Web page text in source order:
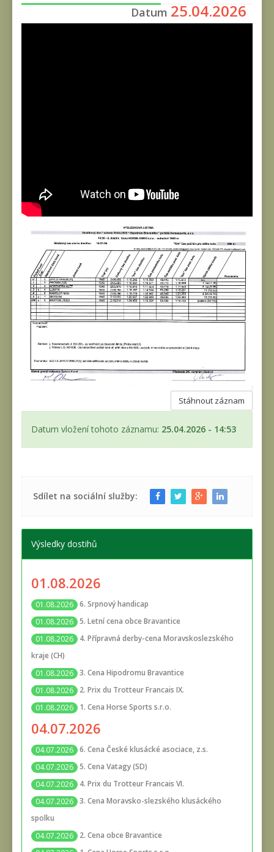
Datum 25.04.2026
Stáhnout záznam
Datum vložení tohoto záznamu: 25.04.2026 - 14:53
Sdílet na sociální služby:
Výsledky dostihů
01.08.2026
01.08.2026 6. Srpnový handicap
01.08.2026 5. Letní cena obce Bravantice
01.08.2026
4. Přípravná derby-cena Moravskoslezského
kraje (CH)
01.08.2026 3. Cena Hipodromu Bravantice
01.08.2026
2. Prix du Trotteur Francais IX.
01.08.2026
1. Cena Horse Sports s.r.o.
04.07.2026
04.07.2026 6. Cena České klusácké asociace, z.s.
04.07.2026 5. Cena Vatagy (SD)
04.07.2026
4. Prix du Trotteur Francais VI.
04.07.2026 3. Cena Moravsko-slezského klusáckého
spolku
04.07.2026
2. Cena obce Bravantice